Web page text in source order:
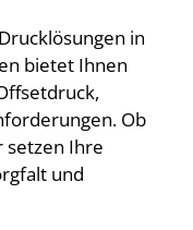
in
bietet Ihnen
Ob
setzen Ihre
und